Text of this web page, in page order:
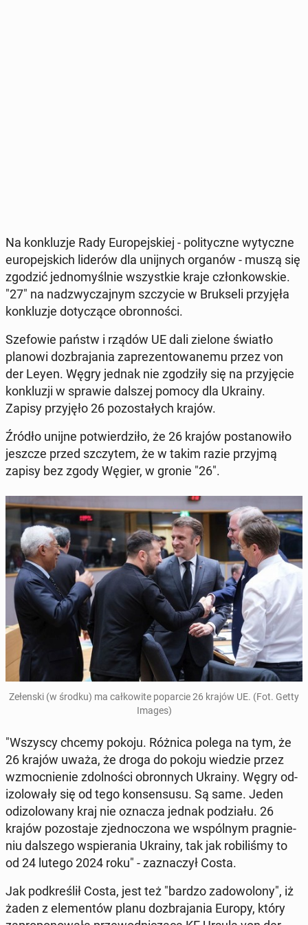
Na kon­klu­zje Rady Eu­ro­pej­skiej - po­li­tycz­ne wy­tycz­ne
eu­ro­pej­skich liderów dla unij­nych organów - muszą się
zgodzić jed­no­myśl­nie wszyst­kie kraje człon­kow­skie.
"27" na nad­zwy­czaj­nym szczy­cie w Bruk­se­li przy­ję­ła
kon­klu­zje do­ty­czą­ce obron­no­ści.
Sze­fo­wie państw i rządów UE dali zielone światło
planowi do­zbra­ja­nia za­pre­zen­to­wa­ne­mu przez von
der Leyen. Węgry jednak nie zgo­dzi­ły się na przy­ję­cie
kon­klu­zji w sprawie dalszej pomocy dla Ukrainy.
Zapisy przy­ję­ło 26 po­zo­sta­łych krajów.
Źródło unijne po­twier­dzi­ło, że 26 krajów po­sta­no­wi­ło
jeszcze przed szczy­tem, że w takim razie przyjmą
zapisy bez zgody Węgier, w gronie "26".
Ze­łen­ski (w środku) ma cał­ko­wi­te po­par­cie 26 krajów UE. (Fot. Getty
Images)
"Wszyscy chcemy pokoju. Różnica polega na tym, że
26 krajów uważa, że droga do pokoju wiedzie przez
wzmoc­nie­nie zdol­no­ści obron­nych Ukrainy. Węgry od­
izo­lo­wa­ły się od tego kon­sen­su­su. Są same. Jeden
od­izo­lo­wa­ny kraj nie oznacza jednak po­dzia­łu. 26
krajów po­zo­sta­je zjed­no­czo­na we wspól­nym pra­gnie­
niu dal­sze­go wspie­ra­nia Ukrainy, tak jak ro­bi­li­śmy to
od 24 lutego 2024 roku" - za­zna­czył Costa.
Jak pod­kre­ślił Costa, jest też "bardzo za­do­wo­lo­ny", iż
żaden z ele­men­tów planu do­zbra­ja­nia Europy, który